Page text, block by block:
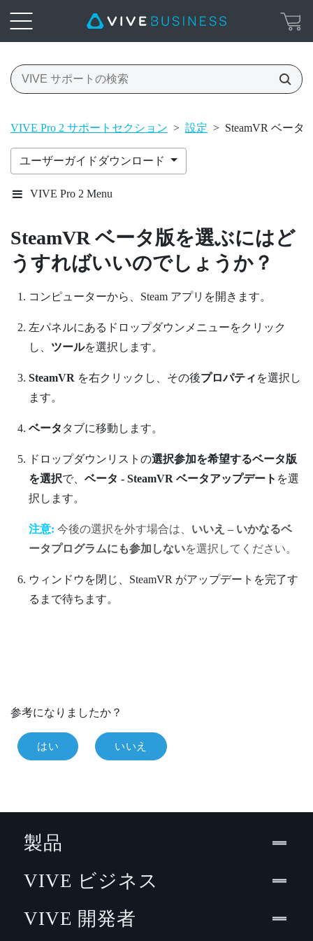
VIVE Pro 2 サポートセクション > 設定 > SteamVR ベータ
ユーザーガイドダウンロード
VIVE Pro 2 Menu
SteamVR ベータ版を選ぶにはど
うすればいいのでしょうか？
コンピューターから、 Steamアプリを開きます。
左パネルにあるドロップダウンメニューをクリック
し、 ツールを選択します。
SteamVR を右クリックし、その後プロパティ を選択し
ます。
ベータ タブに移動します。
ドロップダウンリストの選択参加を希望するベータ版
を選択で、 ベータ - SteamVR ベータアップデート を選
択します。
注意: 今後の選択を外す場合は、 いいえ – いかなるベ
ータプログラムにも参加しないを選択してください。
ウィンドウを閉じ、 SteamVR がアップデートを完了す
るまで待ちます。
参考になりましたか？
はい いいえ
製品
VIVE ビジネス
VIVE 開発者